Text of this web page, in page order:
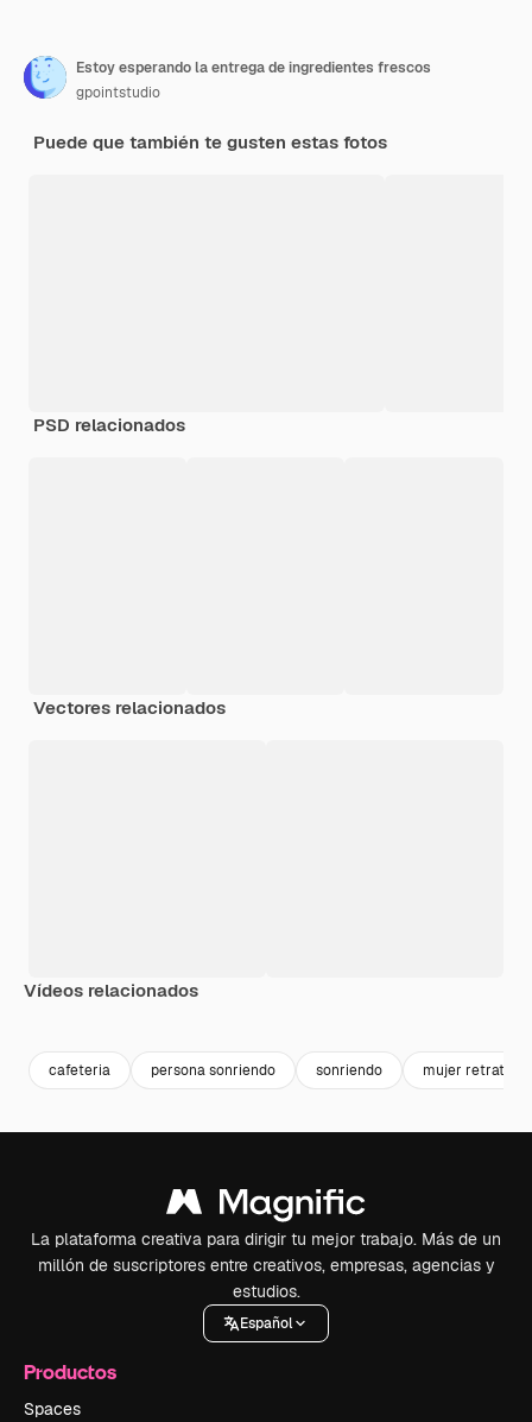
Estoy esperando la entrega de ingredientes frescos
gpointstudio
Puede que también te gusten estas fotos
PSD relacionados
Vectores relacionados
Vídeos relacionados
cafeteria persona sonriendo sonriendo mujer retrato
La plataforma creativa para dirigir tu mejor trabajo. Más de un
millón de suscriptores entre creativos, empresas, agencias y
estudios.
Español
Productos
Spaces